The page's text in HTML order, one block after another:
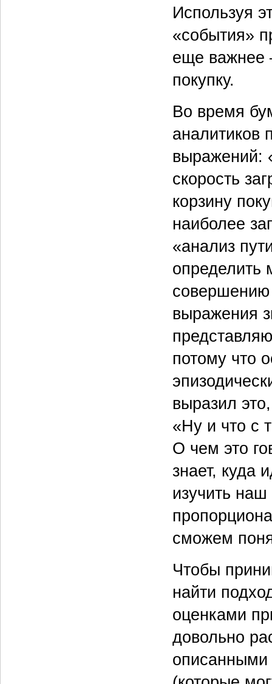
Используя
«события»
еще важнее
покупку.
Во время
аналитиков
выражений:
скорость
корзину
наиболее
«анализ
определить
совершению
выражения
потому что
выразил
«Ну и что с
О чем это
знает, куда
изучить
сможем
Чтобы
найти
оценками
довольно
описанными